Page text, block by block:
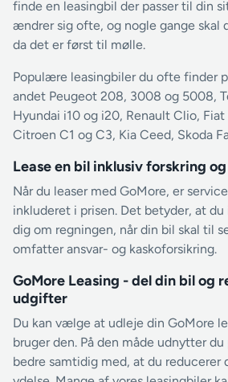
finde en leasingbil der passer til din
ændrer sig ofte, og nogle gange skal
da det er først til mølle.
Populære leasingbiler du ofte finder
andet Peugeot 208, 3008 og 5008,
Hyundai i10 og i20, Renault Clio,
Citroen C1 og C3, Kia Ceed, Skoda
Lease en bil inklusiv forskring
Når du leaser med GoMore, er
inkluderet i prisen. Det betyder, at du
dig om regningen, når din bil skal til
omfatter ansvar- og kaskoforsikring.
GoMore Leasing - del din bil og
udgifter
Du kan vælge at udleje din GoMore
bruger den. På den måde udnytter
bedre samtidig med, at du reducerer